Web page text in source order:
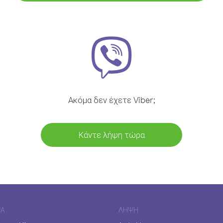
Ακόμα δεν έχετε Viber;
Κάντε λήψη τώρα
ΛΉΨΗ